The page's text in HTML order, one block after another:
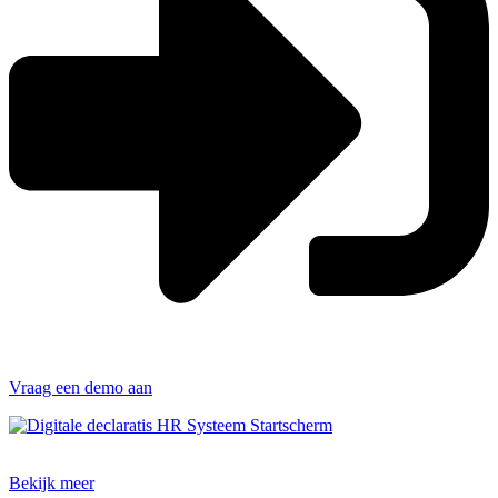
Vraag een demo aan
Bekijk meer